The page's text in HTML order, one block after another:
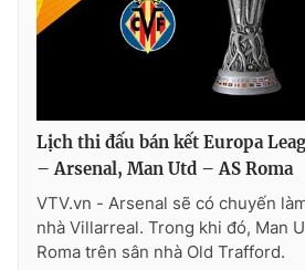
® Cấm sao chép dưới mọi hình thức
thuận bằng văn bản. Ghi rõ nguồn
thông tin từ website này.
Lịch thi đấu bán kết Europa
– Arsenal, Man Utd – AS Roma
VTV.vn - Arsenal sẽ có chuyến
nhà Villarreal. Trong khi đó, Man
Roma trên sân nhà Old Trafford.